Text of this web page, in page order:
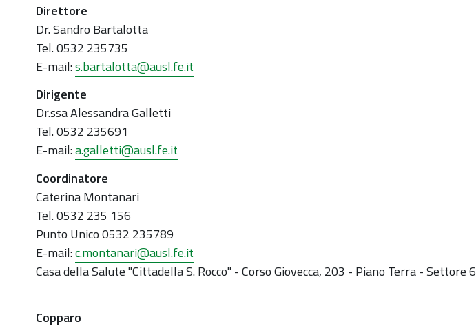
Direttore
Dr. Sandro Bartalotta
Tel. 0532 235735
E-mail:s.bartalotta@ausl.fe.it
Dirigente
Dr.ssa Alessandra Galletti
Tel. 0532 235691
E-mail:a.galletti@ausl.fe.it
Coordinatore
Caterina Montanari
Tel. 0532 235 156
Punto Unico 0532 235789
E-mail:c.montanari@ausl.fe.it
Casa della Salute "Cittadella S. Rocco" - Corso Giovecca, 203 - Piano Terra - Settore 6
Copparo